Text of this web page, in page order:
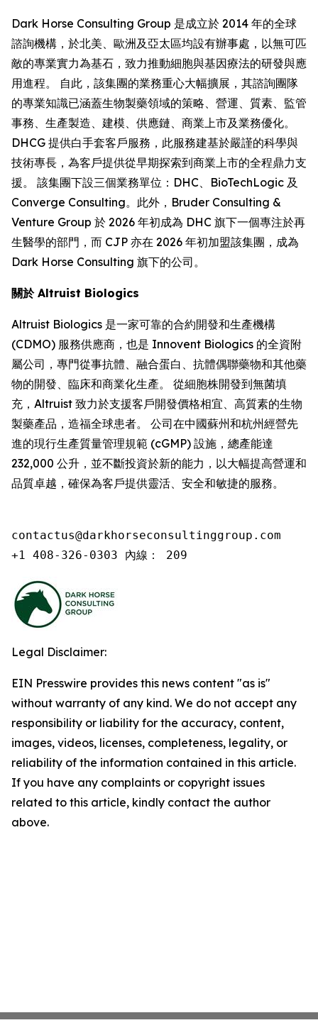
Dark Horse Consulting Group 是成立於 2014 年的全球
諮詢機構，於北美、歐洲及亞太區均設有辦事處，以無可匹
敵的專業實力為基石，致力推動細胞與基因療法的研發與應
用進程。 自此，該集團的業務重心大幅擴展，其諮詢團隊
的專業知識已涵蓋生物製藥領域的策略、營運、質素、監管
事務、生產製造、建模、供應鏈、商業上市及業務優化。
DHCG 提供白手套客戶服務，此服務建基於嚴謹的科學與
技術專長，為客戶提供從早期探索到商業上市的全程鼎力支
援。 該集團下設三個業務單位：DHC、BioTechLogic 及
Converge Consulting。此外，Bruder Consulting &
Venture Group 於 2026 年初成為 DHC 旗下一個專注於再
生醫學的部門，而 CJP 亦在 2026 年初加盟該集團，成為
Dark Horse Consulting 旗下的公司。
關於 Altruist Biologics
Altruist Biologics 是一家可靠的合約開發和生產機構
(CDMO) 服務供應商，也是 Innovent Biologics 的全資附
屬公司，專門從事抗體、融合蛋白、抗體偶聯藥物和其他藥
物的開發、臨床和商業化生產。 從細胞株開發到無菌填
充，Altruist 致力於支援客戶開發價格相宜、高質素的生物
製藥產品，造福全球患者。 公司在中國蘇州和杭州經營先
進的現行生產質量管理規範 (cGMP) 設施，總產能達
232,000 公升，並不斷投資於新的能力，以大幅提高營運和
品質卓越，確保為客戶提供靈活、安全和敏捷的服務。
contactus@darkhorseconsultinggroup.com
+1 408-326-0303 內線： 209
Legal Disclaimer:
EIN Presswire provides this news content "as is"
without warranty of any kind. We do not accept any
responsibility or liability for the accuracy, content,
images, videos, licenses, completeness, legality, or
reliability of the information contained in this article.
If you have any complaints or copyright issues
related to this article, kindly contact the author
above.